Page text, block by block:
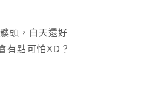
頭，白天還好
有點可怕XD？